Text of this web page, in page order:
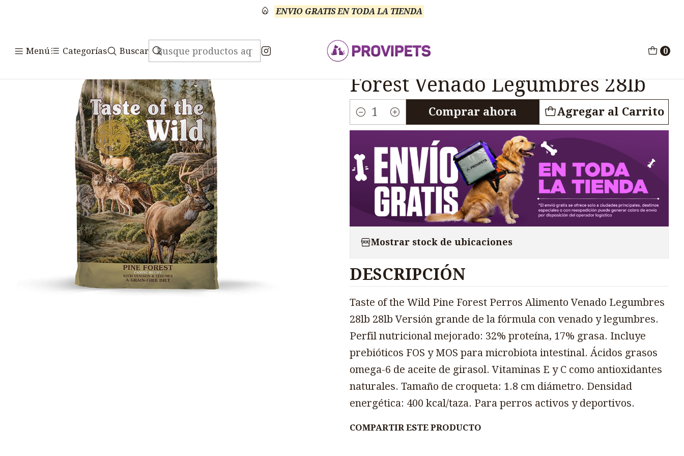
Menú Categorías Buscar 0
ENVIO GRATIS EN TODA LA TIENDA
Taste Of The Wild Taste Of The Wild Perros Pine Forest Venado Legumbres 28lb
Taste Of The Wild Perros Pine
Forest Venado Legumbres 28lb
Cantidad
Agregar al Carrito
Comprar ahora
Mostrar stock de ubicaciones
DESCRIPCIÓN
Taste of the Wild Pine Forest Perros Alimento Venado Legumbres
28lb 28lb Versión grande de la fórmula con venado y legumbres.
Perfil nutricional mejorado: 32% proteína, 17% grasa. Incluye
prebióticos FOS y MOS para microbiota intestinal. Ácidos grasos
omega-6 de aceite de girasol. Vitaminas E y C como antioxidantes
naturales. Tamaño de croqueta: 1.8 cm diámetro. Densidad
energética: 400 kcal/taza. Para perros activos y deportivos.
COMPARTIR ESTE PRODUCTO